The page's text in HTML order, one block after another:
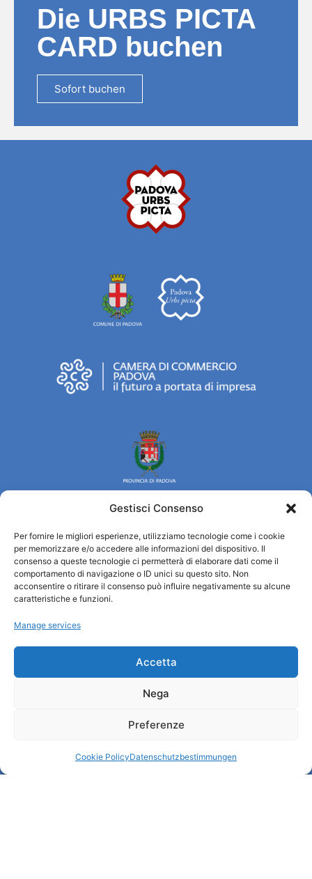
Gestisci Consenso
Per fornire le migliori esperienze, utilizziamo tecnologie come i cookie
per memorizzare e/o accedere alle informazioni del dispositivo. Il
consenso a queste tecnologie ci permetterà di elaborare dati come il
comportamento di navigazione o ID unici su questo sito. Non
acconsentire o ritirare il consenso può influire negativamente su alcune
caratteristiche e funzioni.
Manage services
Accetta
Nega
Preferenze
Cookie PolicyDatenschutzbestimmungen
Die URBS PICTA
CARD buchen
Sofort buchen
Turismo Padova
Wer sind wir
Informationsbüro und touristenempfang / IAT
Cookie Policy (UE)
Nützliche Dienstleistungen